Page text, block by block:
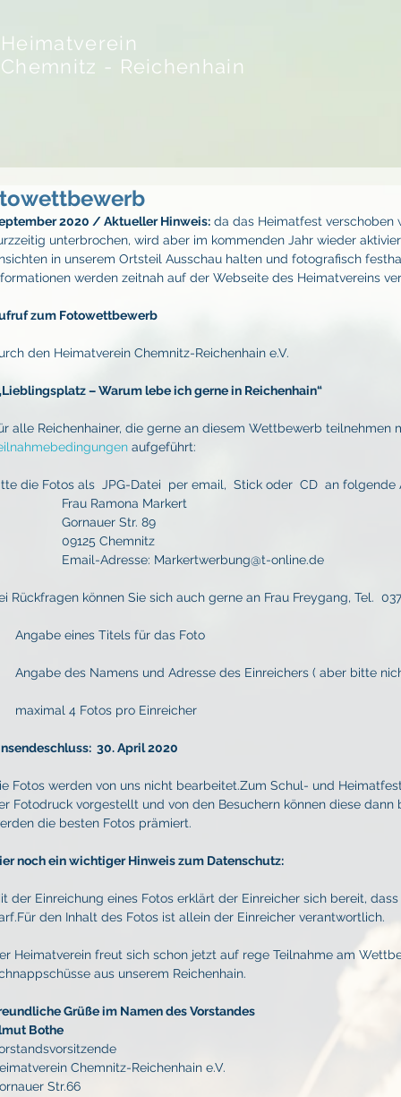
Heimatverein
Chemnitz - Reichenhain
2020 / Aktueller Hinweis: da das Heimatfest
unterbrochen, wird aber im kommenden Jahr wieder
in unserem Ortsteil Ausschau halten und fotografisch
werden zeitnah auf der Webseite des Heimatvereins
zum Fotowettbewerb
den Heimatverein Chemnitz-Reichenhain e.V.
– Warum lebe ich gerne in Reichenhain“
alle Reichenhainer, die gerne an diesem Wettbewerb teilnehmen
aufgeführt:
die Fotos als  JPG-Datei  per email,  Stick oder  CD  an
                    Frau Ramona Markert
                    Gornauer Str. 89
                    09125 Chemnitz
                    Email-Adresse: Markertwerbung@t-online.de
Rückfragen können Sie sich auch gerne an Frau Freygang, Tel.
Angabe eines Titels für das Foto
Angabe des Namens und Adresse des Einreichers ( aber bitte
maximal 4 Fotos pro Einreicher
30. April 2020
Fotos werden von uns nicht bearbeitet.Zum Schul- und
Fotodruck vorgestellt und von den Besuchern können diese
die besten Fotos prämiert.
noch ein wichtiger Hinweis zum Datenschutz:
der Einreichung eines Fotos erklärt der Einreicher sich bereit,
den Inhalt des Fotos ist allein der Einreicher verantwortlich.
Heimatverein freut sich schon jetzt auf rege Teilnahme am
aus unserem Reichenhain.
Grüße im Namen des Vorstandes
Bothe
Chemnitz-Reichenhain e.V.
Str.66